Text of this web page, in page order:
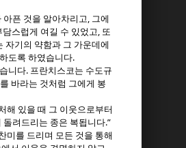
아픈 것을 알아차리고, 그에
스럽게 여길 수 있었고, 또
자기의 약함과 그 가운데에
도록 하였습니다.
니다. 프란치스코는 수도규
바라는 것처럼 그에게 봉
해 있을 때 그 이웃으로부터
돌려드리는 종은 복됩니다.”
미를 드리며 모든 것을 통해